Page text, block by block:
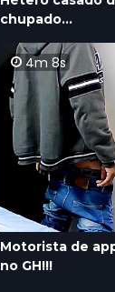
chupado...
4m 8s
Motorista de
no GH!!!